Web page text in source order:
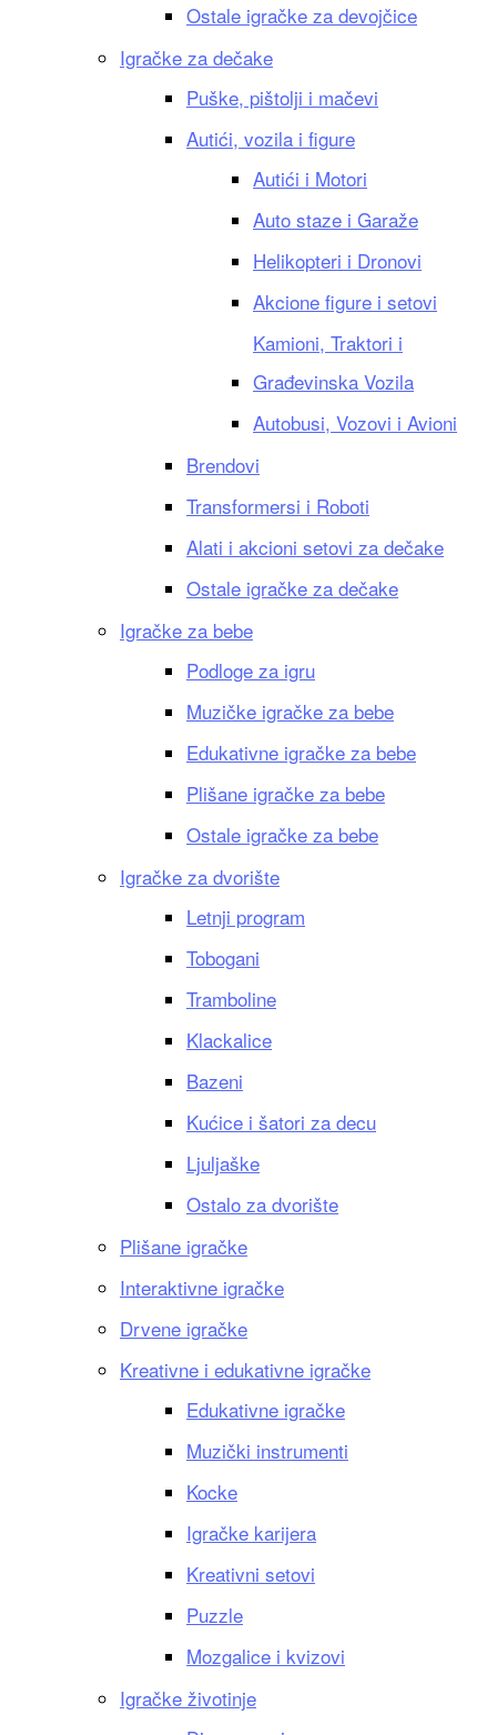
Ostale igračke za devojčice
Igračke za dečake
Puške, pištolji i mačevi
Autići, vozila i figure
Autići i Motori
Auto staze i Garaže
Helikopteri i Dronovi
Akcione figure i setovi
Kamioni, Traktori i
Građevinska Vozila
Autobusi, Vozovi i Avioni
Brendovi
Transformersi i Roboti
Alati i akcioni setovi za dečake
Ostale igračke za dečake
Igračke za bebe
Podloge za igru
Muzičke igračke za bebe
Edukativne igračke za bebe
Plišane igračke za bebe
Ostale igračke za bebe
Igračke za dvorište
Letnji program
Tobogani
Tramboline
Klackalice
Bazeni
Kućice i šatori za decu
Ljuljaške
Ostalo za dvorište
Plišane igračke
Interaktivne igračke
Drvene igračke
Kreativne i edukativne igračke
Edukativne igračke
Muzički instrumenti
Kocke
Igračke karijera
Kreativni setovi
Puzzle
Mozgalice i kvizovi
Igračke životinje